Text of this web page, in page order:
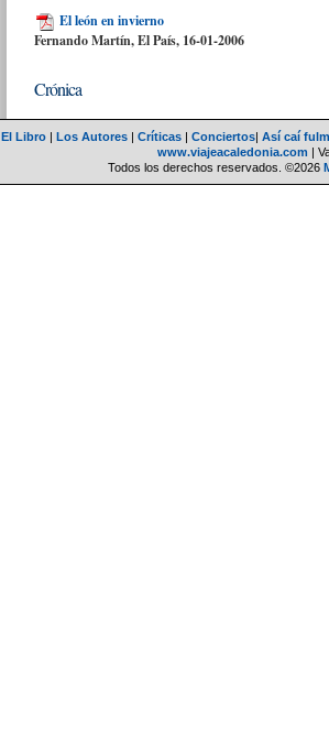
El león en invierno
Fernando Martín, El País, 16-01-2006
Crónica
El Libro | Los Autores | Críticas | Conciertos| Así caí
www.viajeacaledonia.com |
Todos los derechos reservados. ©2026